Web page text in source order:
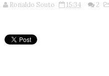
Ronaldo Souto 15:34 2